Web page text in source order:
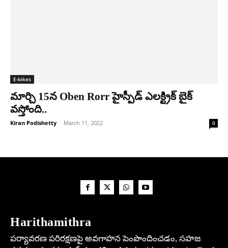
E-bikes
మార్చి 15న Oben Rorr హైస్పీడ్ ఎల‌క్ట్రిక్ బైక్
వ‌స్తోంది..
Kiran Podishetty - March 11, 2022 0
Harithamithra
పర్యావరణ పరిరక్షణపై అవగాహన పెంపొందించడం, సహజ